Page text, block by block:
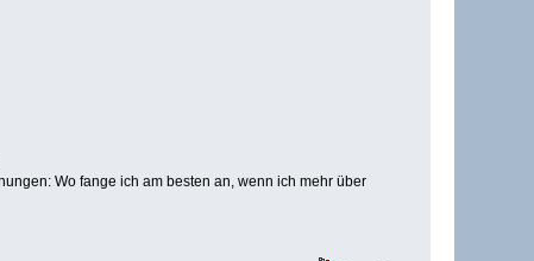
Wo fange ich am besten an, wenn ich mehr über